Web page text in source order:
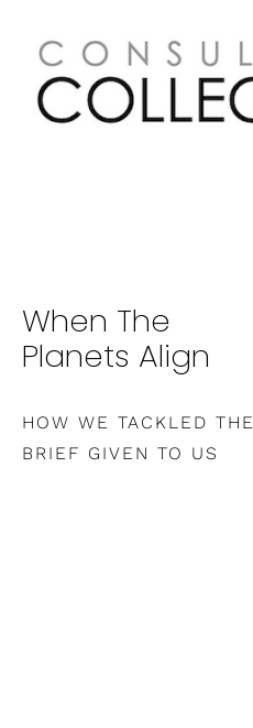
Inhalt
springen
When The
Planets Align
HOW WE TACKLED THE
BRIEF GIVEN TO US